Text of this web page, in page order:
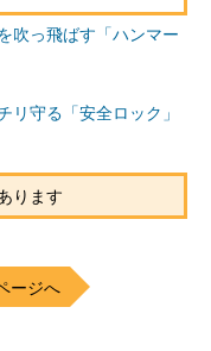
吹っ飛ばす「ハンマー
リ守る「安全ロック」
ります
ージへ